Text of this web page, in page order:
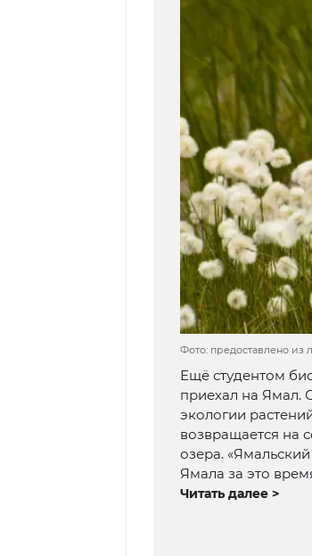
Фото: предоставлено из
Ещё студентом
приехал на Ямал.
экологии
возвращается на
озера.
Ямала за это
Читать далее >